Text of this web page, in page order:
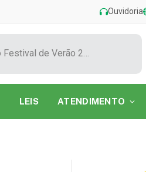
Ouvidoria
Show de Tarcísio do Acordeon encerra o Festival de Verão 2026 na Praia do Caripi
LEIS ATENDIMENTO